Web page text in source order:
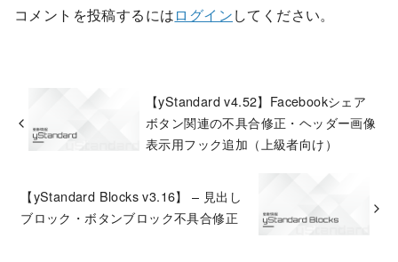
コメントを投稿するにはログインしてください。
【yStandard v4.52】Facebookシェア
ボタン関連の不具合修正・ヘッダー画像
表示用フック追加（上級者向け）
【yStandard Blocks v3.16】 – 見出し
ブロック・ボタンブロック不具合修正